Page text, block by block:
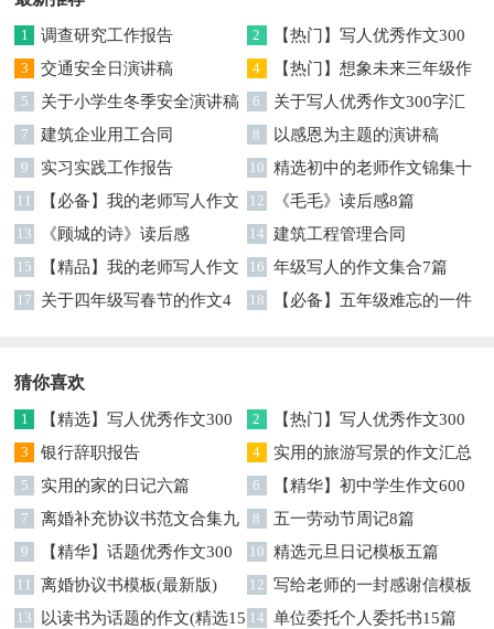
1 调查研究工作报告 2
【热门】写人优秀作文300
字集合7篇
3 交通安全日演讲稿 4
【热门】想象未来三年级作
文汇编7篇
5 关于小学生冬季安全演讲稿 6
关于写人优秀作文300字汇
编六篇
7 建筑企业用工合同 8 以感恩为主题的演讲稿
9 实习实践工作报告 10 精选初中的老师作文锦集十
篇
11
【必备】我的老师写人作文
集合八篇
12 《毛毛》读后感8篇
13 《顾城的诗》读后感 14 建筑工程管理合同
15
【精品】我的老师写人作文
集合5篇
16 年级写人的作文集合7篇
17
关于四年级写春节的作文4
18
【必备】五年级难忘的一件
猜你喜欢
1
【精选】写人优秀作文300
字集锦八篇
2
【热门】写人优秀作文300
字汇总8篇
3 银行辞职报告 4
实用的旅游写景的作文汇总
九篇
5 实用的家的日记六篇 6
【精华】初中学生作文600
字集合十篇
7
离婚补充协议书范文合集九
篇
8 五一劳动节周记8篇
9
【精华】话题优秀作文300
字集合9篇
10 精选元旦日记模板五篇
11 离婚协议书模板(最新版) 12 写给老师的一封感谢信模板
汇编9篇
13
以读书为话题的作文(精选15 14 单位委托个人委托书15篇